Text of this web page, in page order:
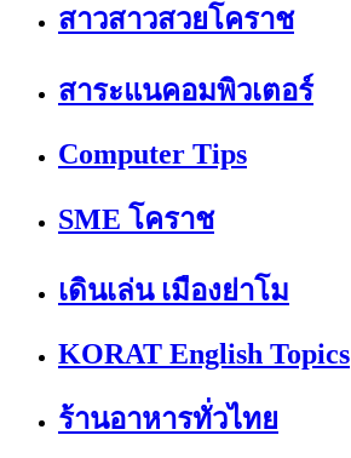
สาวสาวสวยโคราช
สาระแนคอมพิวเตอร์
Computer Tips
SME โคราช
เดินเล่น เมืองย่าโม
KORAT English Topics
ร้านอาหารทั่วไทย